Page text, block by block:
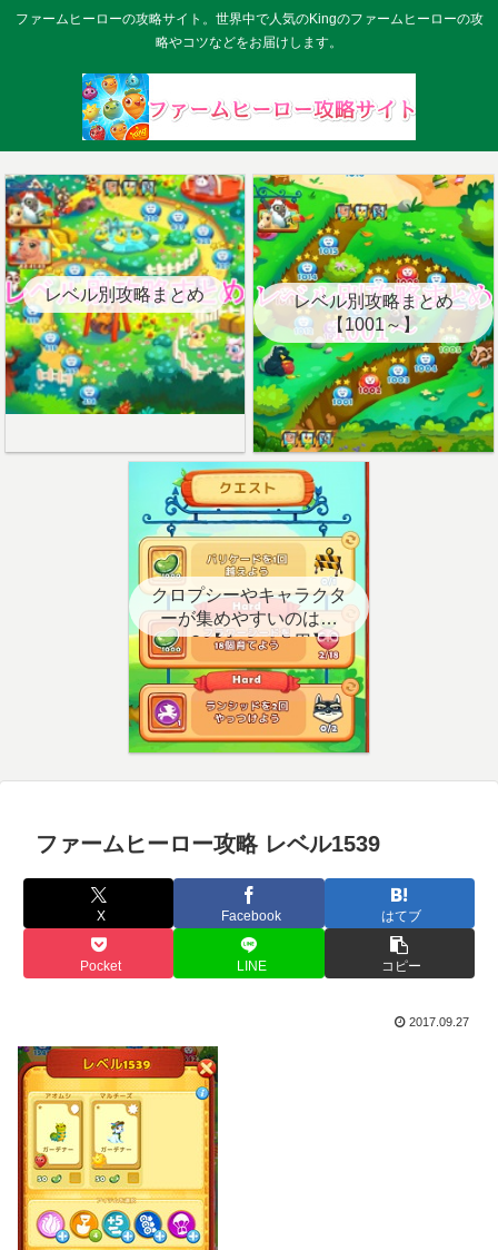
ファームヒーローの攻略サイト。世界中で人気のKingのファームヒーローの攻
略やコツなどをお届けします。
レベル別攻略まとめ
レベル別攻略まとめ
【1001～】
クロプシーやキャラクタ
ーが集めやすいのはど
こ？【クエスト用】
ファームヒーロー攻略 レベル1539
X Facebook はてブ
Pocket LINE コピー
2017.09.27